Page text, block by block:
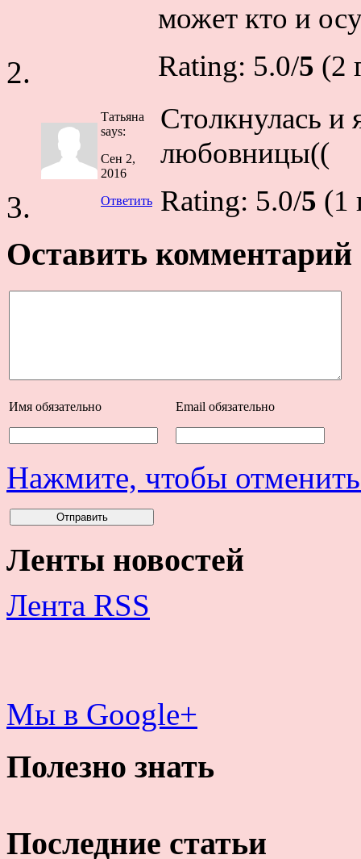
может кто и
Rating: 5.0/5 (2
Татьяна
says:
Сен 2,
2016
Ответить
Столкнулась и
любовницы((
Rating: 5.0/5 (1
Оставить комментарий
Имя обязательно Email обязательно
Нажмите, чтобы отменить
Ленты новостей
Лента RSS
Мы в Google+
Полезно знать
Последние статьи